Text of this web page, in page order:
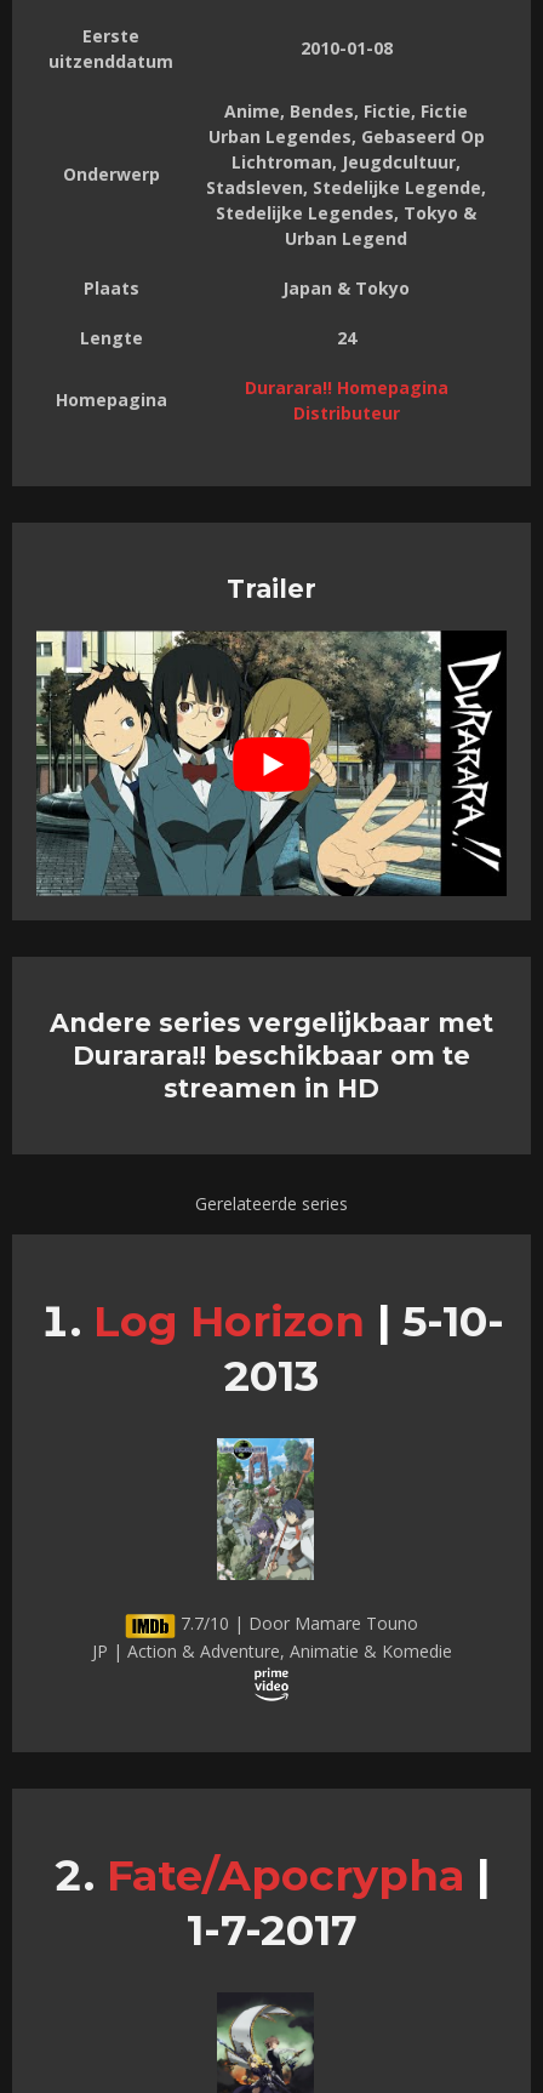
Eerste
uitzenddatum
2010-01-08
Onderwerp
Anime, Bendes, Fictie, Fictie
Urban Legendes, Gebaseerd Op
Lichtroman, Jeugdcultuur,
Stadsleven, Stedelijke Legende,
Stedelijke Legendes, Tokyo &
Urban Legend
Plaats Japan & Tokyo
Lengte 24
Homepagina
Durarara!! Homepagina
Distributeur
Trailer
Andere series vergelijkbaar met
Durarara!! beschikbaar om te
streamen in HD
Gerelateerde series
Log Horizon | 5-10-
2013
7.7/10 | Door Mamare Touno
JP | Action & Adventure, Animatie & Komedie
Fate/Apocrypha |
1-7-2017